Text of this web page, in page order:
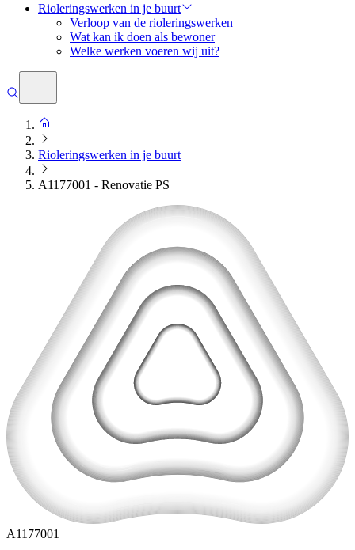
Rioleringswerken in je buurt
Verloop van de rioleringswerken
Wat kan ik doen als bewoner
Welke werken voeren wij uit?
Rioleringswerken in je buurt
A1177001 - Renovatie PS
A1177001